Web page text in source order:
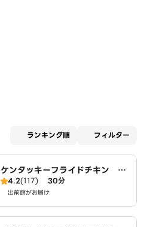
ランキング順 フィルター
ケンタッキーフライドチキン 岩
倉店
4.2(117) 30分
出前館がお届け